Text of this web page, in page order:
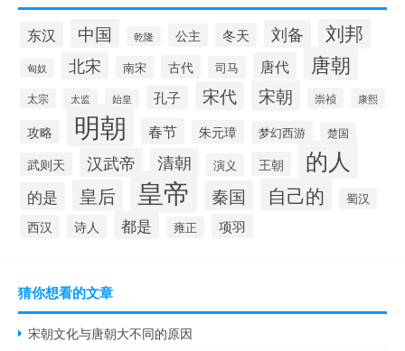
东汉 中国 乾隆 公主 冬天 刘备 刘邦
匈奴 北宋 南宋 古代 司马 唐代 唐朝
太宗 太监 始皇 孔子 宋代 宋朝 崇祯 康熙
攻略 明朝 春节 朱元璋 梦幻西游 楚国
武则天 汉武帝 清朝 演义 王朝 的人
的是 皇后 皇帝 秦国 自己的 蜀汉
西汉 诗人 都是 雍正 项羽
猜你想看的文章
宋朝文化与唐朝大不同的原因